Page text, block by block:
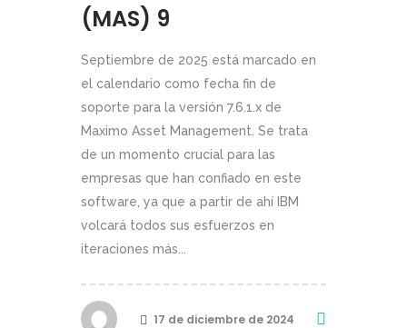
(MAS) 9
Septiembre de 2025 está marcado en
el calendario como fecha fin de
soporte para la versión 7.6.1.x de
Maximo Asset Management. Se trata
de un momento crucial para las
empresas que han confiado en este
software, ya que a partir de ahí IBM
volcará todos sus esfuerzos en
iteraciones más...
17 de diciembre de 2024